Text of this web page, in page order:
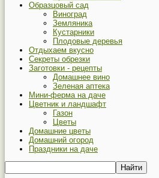
Образцовый сад
Виноград
Земляника
Кустарники
Плодовые деревья
Отдыхаем вкусно
Секреты обрезки
Заготовки - рецепты
Домашнее вино
Зеленая аптека
Мини-ферма на даче
Цветник и ландшафт
Газон
Цветы
Домашние цветы
Домашний огород
Праздники на даче